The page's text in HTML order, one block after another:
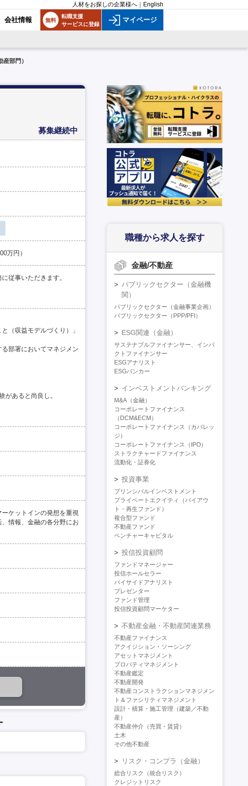
人材をお探しの企業様へ English
会社情報 無料
転職支援
サービスに登録
マイページ
部門）
募集継続中
万円）
従事いただきます。
（収益モデルづくり）」
部署においてマネジメン
があると尚良し。
ケットインの発想を重視
情報、金融の各分野にお
職種から求人を探す
金融/不動産
パブリックセクター（金融機
関）
パブリックセクター（金融事業企画）
パブリックセクター（PPP/PFI）
ESG関連（金融）
サステナブルファイナンサー、インパ
クトファイナンサー
ESGアナリスト
ESGバンカー
インベストメントバンキング
M&A（金融）
コーポレートファイナンス
（DCM&ECM）
コーポレートファイナンス（カバレッ
ジ）
コーポレートファイナンス（IPO）
ストラクチャードファイナンス
流動化・証券化
投資事業
プリンシパルインベストメント
プライベートエクイティ（バイアウ
ト・再生ファンド）
複合型ファンド
不動産ファンド
ベンチャーキャピタル
投信投資顧問
ファンドマネージャー
投信ホールセラー
バイサイドアナリスト
プレゼンター
ファンド管理
投信投資顧問マーケター
不動産金融・不動産関連業務
不動産ファイナンス
アクイジション・ソーシング
アセットマネジメント
プロパティマネジメント
不動産鑑定
不動産開発
不動産コンストラクションマネジメン
ト＆ファシリティマネジメント
設計・積算・施工管理（建築／不動
産）
不動産仲介（売買・賃貸）
土木
その他不動産
リスク・コンプラ（金融）
総合リスク（統合リスク）
クレジットリスク